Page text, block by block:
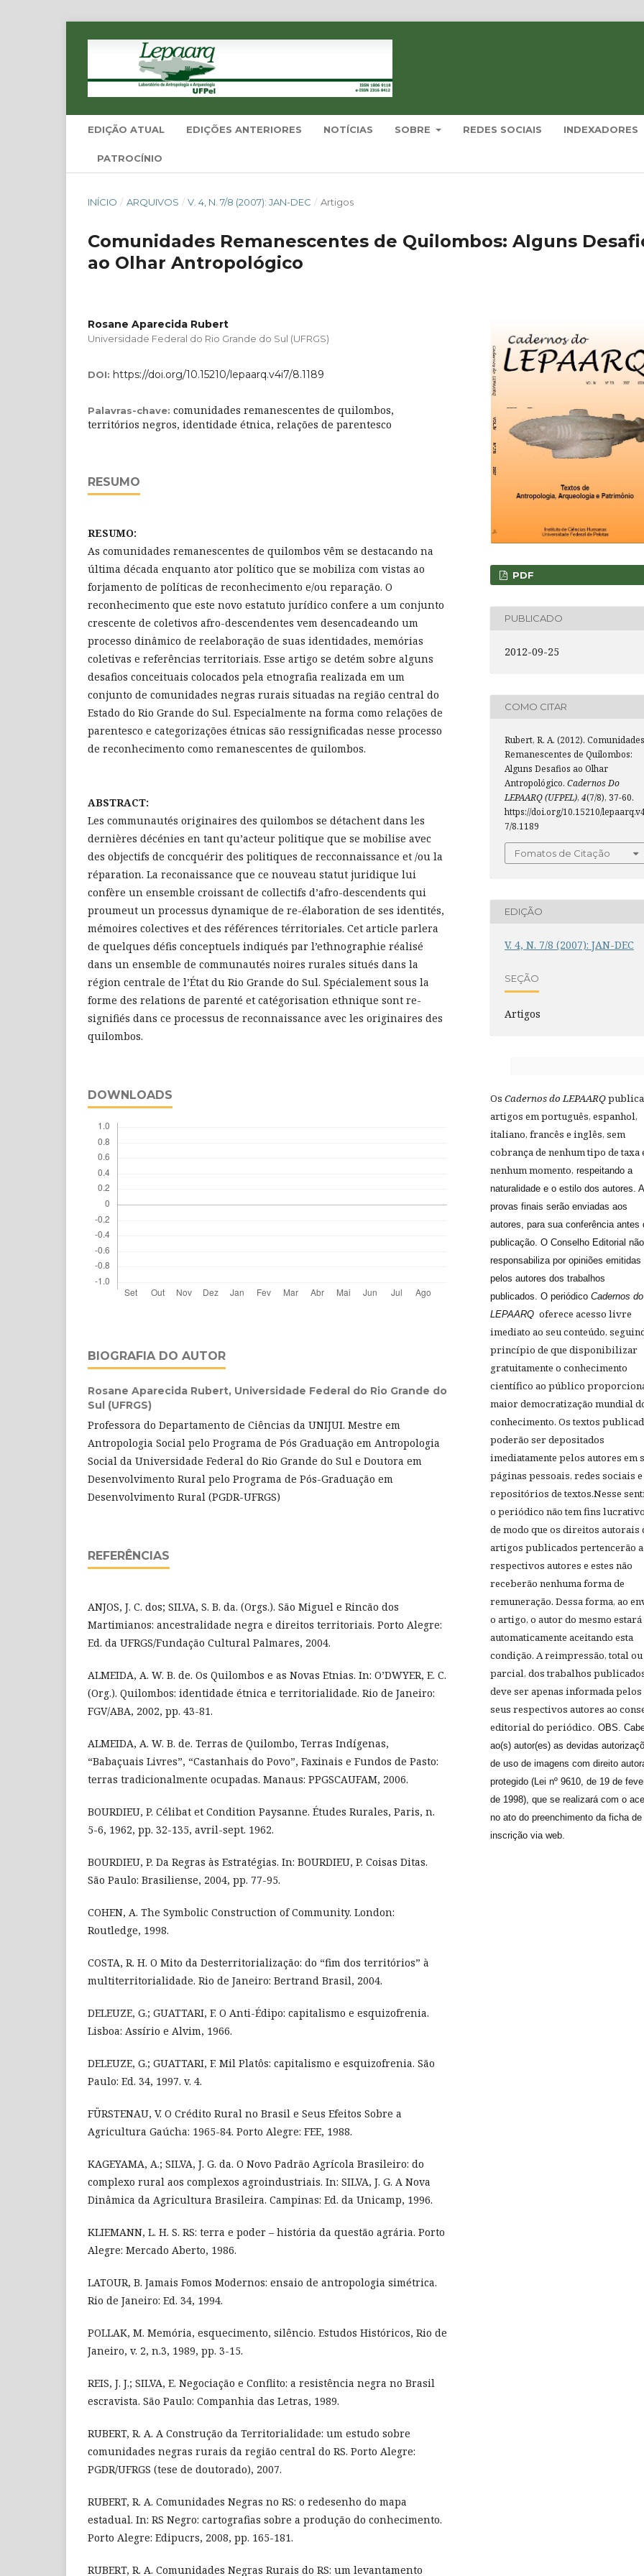
EDIÇÃO ATUAL EDIÇÕES ANTERIORES NOTÍCIAS SOBRE REDES SOCIAIS INDEXADORES
PATROCÍNIO
INÍCIO / ARQUIVOS / V. 4, N. 7/8 (2007): JAN-DEC / Artigos
Comunidades Remanescentes de Quilombos: Alguns
ao Olhar Antropológico
Rosane Aparecida Rubert
Universidade Federal do Rio Grande do Sul (UFRGS)
DOI: https://doi.org/10.15210/lepaarq.v4i7/8.1189
Palavras-chave: comunidades remanescentes de quilombos,
territórios negros, identidade étnica, relações de parentesco
RESUMO
RESUMO:
As comunidades remanescentes de quilombos vêm se destacando na
última década enquanto ator político que se mobiliza com vistas ao
forjamento de políticas de reconhecimento e/ou reparação. O
reconhecimento que este novo estatuto jurídico confere a um conjunto
crescente de coletivos afro-descendentes vem desencadeando um
processo dinâmico de reelaboração de suas identidades, memórias
coletivas e referências territoriais. Esse artigo se detém sobre alguns
desafios conceituais colocados pela etnografia realizada em um
conjunto de comunidades negras rurais situadas na região central do
Estado do Rio Grande do Sul. Especialmente na forma como relações de
parentesco e categorizações étnicas são ressignificadas nesse processo
de reconhecimento como remanescentes de quilombos.
ABSTRACT:
Les communautés originaires des quilombos se détachent dans les
dernières décénies en tant qu’acteur politique que se mobilise avec
des objectifs de concquérir des politiques de recconnaissance et /ou la
réparation. La reconaissance que ce nouveau statut juridique lui
confère un ensemble croissant de collectifs d’afro-descendents qui
proumeut un processus dynamique de re-élaboration de ses identités,
mémoires colectives et des références térritoriales. Cet article parlera
de quelques défis conceptuels indiqués par l’ethnographie réalisé
dans un ensemble de communautés noires rurales situés dans la
région centrale de l’État du Rio Grande do Sul. Spécialement sous la
forme des relations de parenté et catégorisation ethnique sont re-
signifiés dans ce processus de reconnaissance avec les originaires des
quilombos.
DOWNLOADS
BIOGRAFIA DO AUTOR
Rosane Aparecida Rubert, Universidade Federal do Rio Grande do
Sul (UFRGS)
Professora do Departamento de Ciências da UNIJUI. Mestre em
Antropologia Social pelo Programa de Pós Graduação em Antropologia
Social da Universidade Federal do Rio Grande do Sul e Doutora em
Desenvolvimento Rural pelo Programa de Pós-Graduação em
Desenvolvimento Rural (PGDR-UFRGS)
REFERÊNCIAS
ANJOS, J. C. dos; SILVA, S. B. da. (Orgs.). São Miguel e Rincão dos
Martimianos: ancestralidade negra e direitos territoriais. Porto Alegre:
Ed. da UFRGS/Fundação Cultural Palmares, 2004.
ALMEIDA, A. W. B. de. Os Quilombos e as Novas Etnias. In: O’DWYER, E. C.
(Org.). Quilombos: identidade étnica e territorialidade. Rio de Janeiro:
FGV/ABA, 2002, pp. 43-81.
ALMEIDA, A. W. B. de. Terras de Quilombo, Terras Indígenas,
“Babaçuais Livres”, “Castanhais do Povo”, Faxinais e Fundos de Pasto:
terras tradicionalmente ocupadas. Manaus: PPGSCAUFAM, 2006.
BOURDIEU, P. Célibat et Condition Paysanne. Études Rurales, Paris, n.
5-6, 1962, pp. 32-135, avril-sept. 1962.
BOURDIEU, P. Da Regras às Estratégias. In: BOURDIEU, P. Coisas Ditas.
São Paulo: Brasiliense, 2004, pp. 77-95.
COHEN, A. The Symbolic Construction of Community. London:
Routledge, 1998.
COSTA, R. H. O Mito da Desterritorialização: do “fim dos territórios” à
multiterritorialidade. Rio de Janeiro: Bertrand Brasil, 2004.
DELEUZE, G.; GUATTARI, F. O Anti-Édipo: capitalismo e esquizofrenia.
Lisboa: Assírio e Alvim, 1966.
DELEUZE, G.; GUATTARI, F. Mil Platôs: capitalismo e esquizofrenia. São
Paulo: Ed. 34, 1997. v. 4.
FÜRSTENAU, V. O Crédito Rural no Brasil e Seus Efeitos Sobre a
Agricultura Gaúcha: 1965-84. Porto Alegre: FEE, 1988.
KAGEYAMA, A.; SILVA, J. G. da. O Novo Padrão Agrícola Brasileiro: do
complexo rural aos complexos agroindustriais. In: SILVA, J. G. A Nova
Dinâmica da Agricultura Brasileira. Campinas: Ed. da Unicamp, 1996.
KLIEMANN, L. H. S. RS: terra e poder – história da questão agrária. Porto
Alegre: Mercado Aberto, 1986.
LATOUR, B. Jamais Fomos Modernos: ensaio de antropologia simétrica.
Rio de Janeiro: Ed. 34, 1994.
POLLAK, M. Memória, esquecimento, silêncio. Estudos Históricos, Rio de
Janeiro, v. 2, n.3, 1989, pp. 3-15.
REIS, J. J.; SILVA, E. Negociação e Conflito: a resistência negra no Brasil
escravista. São Paulo: Companhia das Letras, 1989.
RUBERT, R. A. A Construção da Territorialidade: um estudo sobre
comunidades negras rurais da região central do RS. Porto Alegre:
PGDR/UFRGS (tese de doutorado), 2007.
RUBERT, R. A. Comunidades Negras no RS: o redesenho do mapa
estadual. In: RS Negro: cartografias sobre a produção do conhecimento.
Porto Alegre: Edipucrs, 2008, pp. 165-181.
RUBERT, R. A. Comunidades Negras Rurais do RS: um levantamento
PDF
PUBLICADO
2012-09-25
COMO CITAR
Rubert, R. A. (2012). Comunidades
Remanescentes de Quilombos:
Alguns Desafios ao Olhar
Antropológico. Cadernos Do
LEPAARQ (UFPEL), 4(7/8), 37-60.
https://doi.org/10.15210/
7/8.1189
Fomatos de Citação
EDIÇÃO
V. 4, N. 7/8 (2007): JAN-DEC
SEÇÃO
Artigos
Os Cadernos do LEPAARQ
artigos em português, espanhol,
italiano, francês e inglês, sem
cobrança de nenhum tipo de taxa
nenhum momento, respeitando a
naturalidade e o estilo dos autores.
provas finais serão enviadas aos
autores, para sua conferência antes
publicação. O Conselho Editorial
responsabiliza por opiniões emitidas
pelos autores dos trabalhos
publicados. O periódico Cadernos do
LEPAARQ oferece acesso livre
imediato ao seu conteúdo,
princípio de que disponibilizar
gratuitamente o conhecimento
científico ao público
maior democratização mundial
conhecimento. Os textos
poderão ser depositados
imediatamente pelos autores em
páginas pessoais, redes sociais e
repositórios de textos.Nesse
o periódico não tem fins
de modo que os direitos autorais
artigos publicados pertencerão
respectivos autores e estes não
receberão nenhuma forma de
remuneração. Dessa forma, ao
o artigo, o autor do mesmo estará
automaticamente aceitando esta
condição. A reimpressão, total ou
parcial, dos trabalhos
deve ser apenas informada pelos
seus respectivos autores ao
editorial do periódico . OBS.
ao(s) autor(es) as devidas
de uso de imagens com direito
protegido (Lei nº 9610, de 19 de
de 1998), que se realizará com o
no ato do preenchimento da ficha de
inscrição via web.